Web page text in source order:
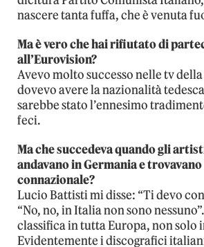
nascere tanta fuffa, che è venuta
Ma è vero che hai rifiutato di
all’Eurovision?
Avevo molto successo nelle tv
dovevo avere la nazionalità
sarebbe stato l’ennesimo
feci.
Ma che succedeva quando gli
andavano in Germania e
connazionale?
Lucio Battisti mi disse: “Ti devo
“No, no, in Italia non sono
classifica in tutta Europa, non solo
Evidentemente i discografici